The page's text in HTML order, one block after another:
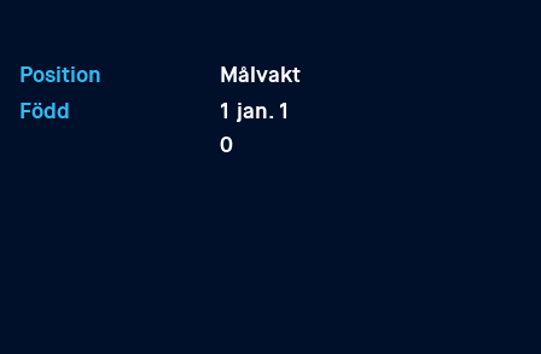
Position
Målvakt
Född
1 jan. 1
0